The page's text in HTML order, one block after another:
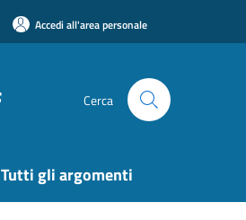
Accedi all'area personale
Cerca
Tutti gli argomenti